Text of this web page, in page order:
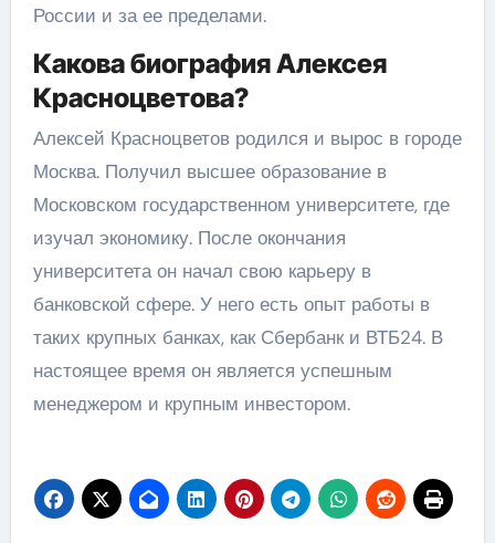
России и за ее пределами.
Какова биография Алексея
Красноцветова?
Алексей Красноцветов родился и вырос в городе
Москва. Получил высшее образование в
Московском государственном университете, где
изучал экономику. После окончания
университета он начал свою карьеру в
банковской сфере. У него есть опыт работы в
таких крупных банках, как Сбербанк и ВТБ24. В
настоящее время он является успешным
менеджером и крупным инвестором.